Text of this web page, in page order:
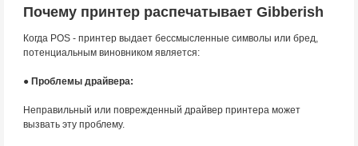
Почему принтер распечатывает Gibberish
Когда POS - принтер выдает бессмысленные символы или бред,
потенциальным виновником является:
● Проблемы драйвера:
Неправильный или поврежденный драйвер принтера может
вызвать эту проблему.